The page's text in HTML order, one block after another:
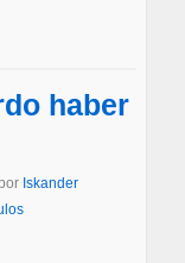
haber
Iskander